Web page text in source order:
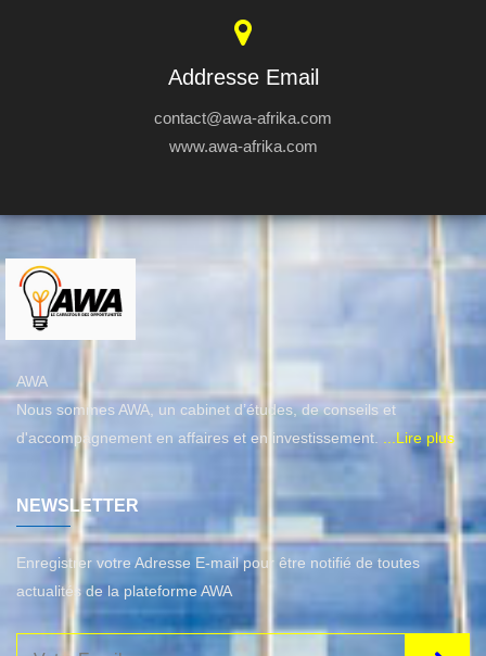
Addresse Email
contact@awa-afrika.com
www.awa-afrika.com
AWA
Nous sommes AWA, un cabinet d’études, de conseils et
d'accompagnement en affaires et en investissement.
...Lire plus
NEWSLETTER
Enregistrer votre Adresse E-mail pour être notifié de toutes
actualités de la plateforme AWA